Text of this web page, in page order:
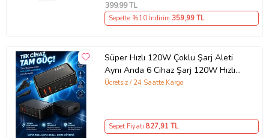
399,99 TL
Sepette %10 İndirim 359,99 TL
Süper Hızlı 120W Çoklu Şarj Aleti
Aynı Anda 6 Cihaz Şarj 120W Hızlı
Şarj İstasyonu Çoklu USB & Type-C
Ücretsiz / 24 Saatte Kargo
Sepet Fiyatı 827,91 TL